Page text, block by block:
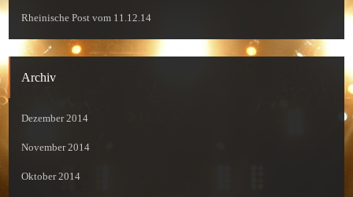
Rheinische Post vom 11.12.14
Archiv
Dezember 2014
November 2014
Oktober 2014